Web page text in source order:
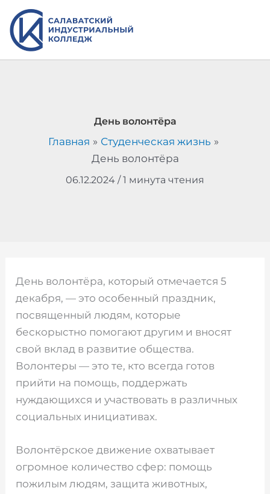
Перейти
содержимому
День волонтёра
Главная
Студенческая жизнь
День волонтёра
06.12.2024 /1 минута чтения
День волонтёра, который отмечается 5
декабря, — это особенный праздник,
посвященный людям, которые
бескорыстно помогают другим и вносят
свой вклад в развитие общества.
Волонтеры — это те, кто всегда готов
прийти на помощь, поддержать
нуждающихся и участвовать в различных
социальных инициативах.
Волонтёрское движение охватывает
огромное количество сфер: помощь
пожилым людям, защита животных,